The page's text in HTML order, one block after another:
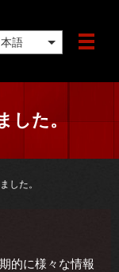
語
した。
した。
的に様々な情報